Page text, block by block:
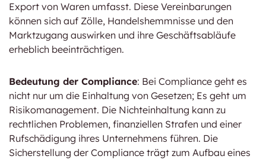
Export von Waren umfasst. Diese Vereinbarungen
können sich auf Zölle, Handelshemmnisse und den
Marktzugang auswirken und ihre Geschäftsabläufe
erheblich beeinträchtigen.
Bedeutung der Compliance: Bei Compliance geht es
nicht nur um die Einhaltung von Gesetzen; Es geht um
Risikomanagement. Die Nichteinhaltung kann zu
rechtlichen Problemen, finanziellen Strafen und einer
Rufschädigung ihres Unternehmens führen. Die
Sicherstellung der Compliance trägt zum Aufbau eines